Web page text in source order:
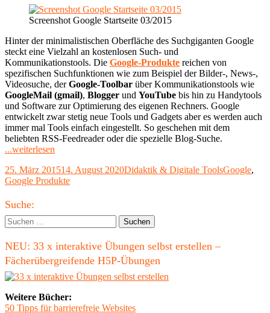
Screenshot Google Startseite 03/2015
Hinter der minimalistischen Oberfläche des Suchgiganten Google
steckt eine Vielzahl an kostenlosen Such- und
Kommunikationstools. Die Google-Produkte reichen von
spezifischen Suchfunktionen wie zum Beispiel der Bilder-, News-,
Videosuche, derGoogle-Toolbar über Kommunikationstools wie
GoogleMail (gmail), Blogger und YouTube bis hin zu Handytools
und Software zur Optimierung des eigenen Rechners. Google
entwickelt zwar stetig neue Tools und Gadgets aber es werden auch
immer mal Tools einfach eingestellt. So geschehen mit dem
beliebten RSS-Feedreader oder die spezielle Blog-Suche.
...weiterlesen
Was
Google
noch
alles
Veröffentlicht
am
25. März 201514. August 2020Kategorien
Didaktik & Digitale ToolsGoogle,
Google Produkte
Haupt-
Seitenleiste
Suche:
Suchen
nach:
NEU: 33 x interaktive Übungen selbst erstellen –
Fächerübergreifende H5P-Übungen
Weitere Bücher:
50 Tipps für barrierefreie Websites